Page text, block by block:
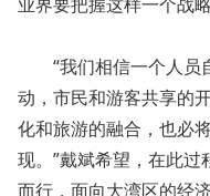
“我们相信一个人员
动，市民和游客共享的
化和旅游的融合，也必
现。”戴斌希望，在此
而行，面向大湾区的经